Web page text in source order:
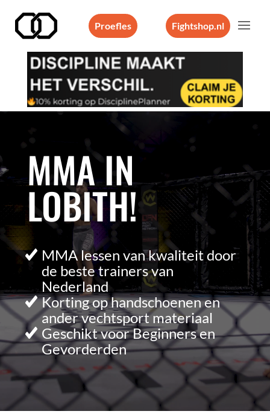
Proefles Fightshop.nl
MMA IN
LOBITH!
MMA lessen van kwaliteit door
de beste trainers van
Nederland
Korting op handschoenen en
ander vechtsport materiaal
Geschikt voor Beginners en
Gevorderden